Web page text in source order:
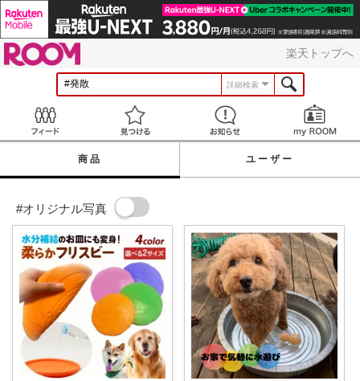
楽天トップへ
詳細検索
見つける お知らせ
商品 ユーザー
#オリジナル写真